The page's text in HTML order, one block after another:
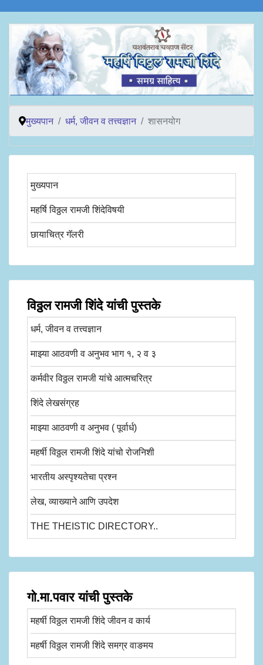
मुख्यपान धर्म, जीवन व तत्त्वज्ञान शासनयोग
मुख्यपान
महर्षि विठ्ठल रामजी शिंदेविषयी
छायाचित्र गॅलरी
विठ्ठल रामजी शिंदे यांची पुस्तके
धर्म, जीवन व तत्त्वज्ञान
माझ्या आठवणी व अनुभव भाग १, २ व ३
कर्मवीर विठ्ठल रामजी यांचे आत्मचरित्र
शिंदे लेखसंग्रह
माझ्या आठवणी व अनुभव ( पूर्वार्ध)
महर्षी विठ्ठल रामजी शिंदे यांचो रोजनिशी
भारतीय अस्पृश्यतेचा प्रश्न
लेख, व्याख्याने आणि उपदेश
THE THEISTIC DIRECTORY..
गो.मा.पवार यांची पुस्तके
महर्षी विठ्ठल रामजी शिंदे जीवन व कार्य
महर्षी विठ्ठल रामजी शिंदे समग्र वाङमय